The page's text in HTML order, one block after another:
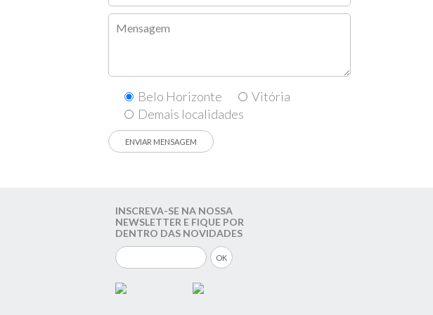
Belo Horizonte
Vitória
Demais localidades
INSCREVA-SE NA NOSSA
NEWSLETTER E FIQUE POR
DENTRO DAS NOVIDADES